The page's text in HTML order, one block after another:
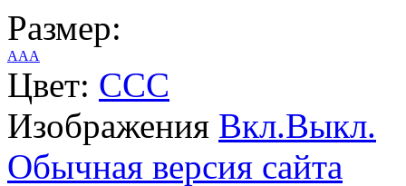
Размер:
AAA
Цвет: CCC
Изображения Вкл.Выкл.
Обычная версия сайта